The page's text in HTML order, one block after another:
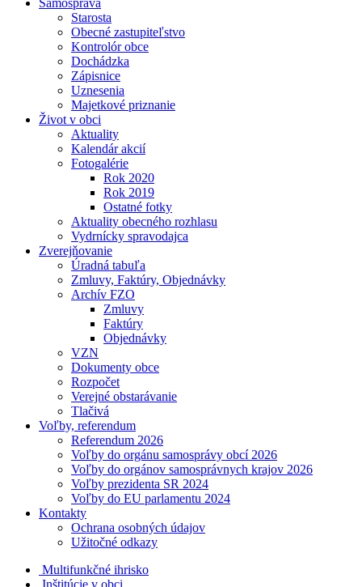
Samospráva
Starosta
Obecné zastupiteľstvo
Kontrolór obce
Dochádzka
Zápisnice
Uznesenia
Majetkové priznanie
Život v obci
Aktuality
Kalendár akcií
Fotogalérie
Rok 2020
Rok 2019
Ostatné fotky
Aktuality obecného rozhlasu
Vydrnícky spravodajca
Zverejňovanie
Úradná tabuľa
Zmluvy, Faktúry, Objednávky
Archív FZO
Zmluvy
Faktúry
Objednávky
VZN
Dokumenty obce
Rozpočet
Verejné obstarávanie
Tlačivá
Voľby, referendum
Referendum 2026
Voľby do orgánu samosprávy obcí 2026
Voľby do orgánov samosprávnych krajov 2026
Voľby prezidenta SR 2024
Voľby do EU parlamentu 2024
Kontakty
Ochrana osobných údajov
Užitočné odkazy
Multifunkčné ihrisko
Inštitúcie v obci